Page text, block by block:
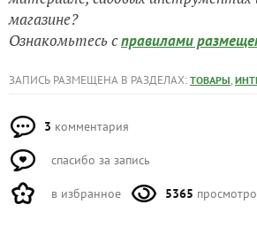
магазине?
Ознакомьтесь справилами
ЗАПИСЬ РАЗМЕЩЕНА В РАЗДЕЛАХ: ТОВАРЫ,
3 комментария
спасибо за запись
в избранное 5365